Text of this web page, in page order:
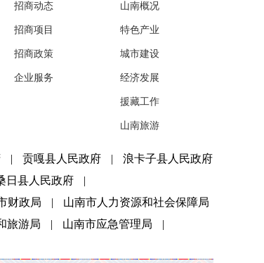
招商动态
招商项目
招商政策
企业服务
山南概况
特色产业
城市建设
经济发展
援藏工作
山南旅游
| 贡嘎县人民政府 |
浪卡子县人民政府
日县人民政府
|
财政局 |
山南市人力资源和社会保障局
旅游局 | 山南市应急管理局
|